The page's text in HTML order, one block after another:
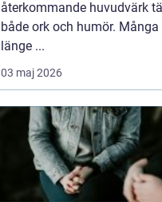
återkommande huvudvärk
både ork och humör. Många
länge ...
03 maj 2026